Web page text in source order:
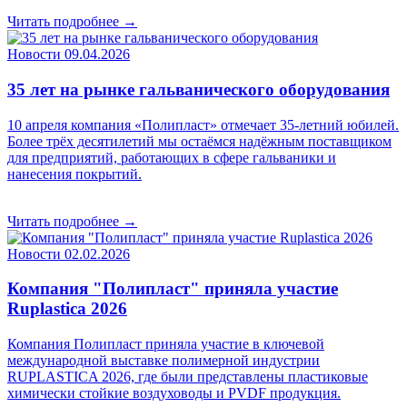
Читать подробнее →
Новости 09.04.2026
35 лет на рынке гальванического оборудования
10 апреля компания «Полипласт» отмечает 35-летний юбилей.
Более трёх десятилетий мы остаёмся надёжным поставщиком
для предприятий, работающих в сфере гальваники и
нанесения покрытий.
Читать подробнее →
Новости 02.02.2026
Компания "Полипласт" приняла участие
Ruplastica 2026
Компания Полипласт приняла участие в ключевой
международной выставке полимерной индустрии
RUPLASTICA 2026, где были представлены пластиковые
химически стойкие воздуховоды и PVDF продукция.